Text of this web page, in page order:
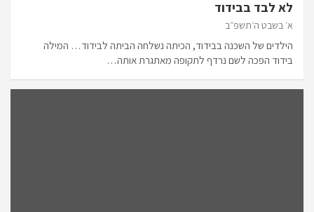
לא לבד בבידוד
א׳ בשבט ה׳תשפ״ב
הילדים של השכנה בבידוד, הכיתה נשלחה הביתה לבידוד… המילה
בידוד הפכה לשם נרדף לתקופה מאתגרת אותה…